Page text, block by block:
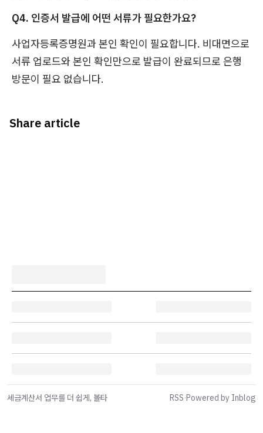
Q4. 인증서 발급에 어떤 서류가 필요한가요?
사업자등록증명원과 본인 확인이 필요합니다. 비대면으로
서류 업로드와 본인 확인만으로 발급이 완료되므로 은행
방문이 필요 없습니다.
Share article
세금계산서 업무를 더 쉽게, 볼타 RSS·Powered by Inblog